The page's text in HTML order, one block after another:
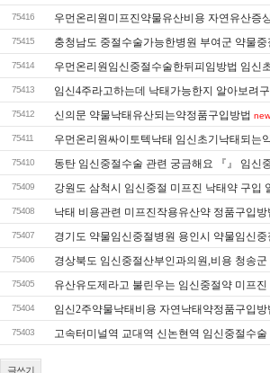
75416 우먼온리원미프진약물유산비용 자연유산증
75415 충청남도 중절수술가능한병원 부여군 약물
75414 우먼온리원임신중절수술한뒤피임방법 임신
75413 임신4주라고하는데 낙태가능한지 알아보려
75412 신의문 약물낙태유산되는약정품구입방법 new
75411 우먼온리원싸이토텍낙태 임신초기낙태되는
75410 동탄 임신중절수술 관련 궁금해요 『』 임신
75409 강원도 삼척시 임신중절 미프진 낙태약 구입
75408 낙태 비용관련 미프진작용유산약 정품구입방
75407 경기도 약물임신중절병원 용인시 약물임신
75406 경상북도 임신중절산부인과의원,비용 청송
75405 유산유도제라고 불린우는 임신중절약 미프
75404 임신2주약물낙태비용 자연낙태약정품구입방
75403 고속터미널역 교대역 신논현역 임신중절수
글쓰기